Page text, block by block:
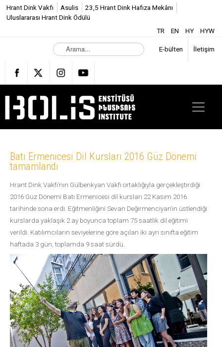
Hrant Dink Vakfı Asulis
23,5 Hrant Dink Hafıza Mekânı
Uluslararası Hrant Dink Ödülü
TR
EN HY HYW
A
r
m
a
E-bülten İletişim
Batı Ermenicesi Dil Kursları 2016 Güz Dönemi
tamamlandı
Hrant Dink Vakfı’nın Gülbenkyan Vakfı ortaklığıyla gerçekleştirdiği
2016 Güz Dönemi Batı Ermenicesi dil kursları 22 Kasım 2016
tarihinde sona erdi. Eğitmenliğini Sevan Değirmenciyan’ın üstlendiği
kurslarda yaklaşık 2 ay boyunca toplam 75 saatlik dil eğitimi
verildi. Katılımcıların seviyelerine göre açılan iki ayrı sınıfta eğitim
haftada 3 gün, toplamda 9 saat sürdü.